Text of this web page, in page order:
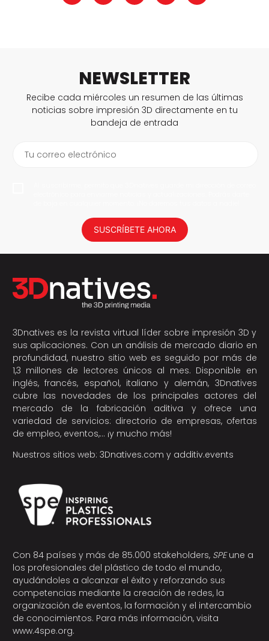
NEWSLETTER
Recibe cada miércoles un resumen de las últimas
noticias sobre impresión 3D directamente en tu
bandeja de entrada
Tu correo electrónico
SUSCRÍBETE AHORA
3Dnatives es la revista virtual líder sobre impresión 3D y
sus aplicaciones. Con un análisis de mercado diario en
profundidad, nuestro sitio web es seguido por más de
1,3 millones de lectores únicos al mes. Disponible en
inglés, francés, español, italiano y alemán, 3Dnatives
cubre las novedades de los principales actores del
mercado de la fabricación aditiva y ofrece una
variedad de servicios: directorio de empresas, ofertas
de empleo, eventos,… ¡y mucho más!
Nuestros sitios web: 3Dnatives.com y additiv.events
Con 84 países y más de 85.000 stakeholders, SPEune a
los profesionales del plástico de todo el mundo,
ayudándoles a alcanzar el éxito y reforzando sus
competencias mediante la creación de redes, la
organización de eventos, la formación y el intercambio
de conocimientos. Para más información, visita
www.4spe.org.